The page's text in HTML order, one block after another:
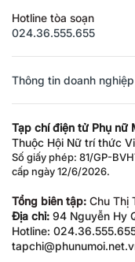
Hotline tòa soạn
024.36.555.655
Thông tin doanh nghiệp
Tạp chí điện tử Phụ nữ
Thuộc Hội Nữ trí thức
Số giấy phép: 81/GP-
cấp ngày 12/6/2026.
Tổng biên tập: Chu Thị
Địa chỉ: 94 Nguyễn Hy
Hotline: